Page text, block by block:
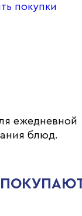
покупки
ежедневной
блюд.